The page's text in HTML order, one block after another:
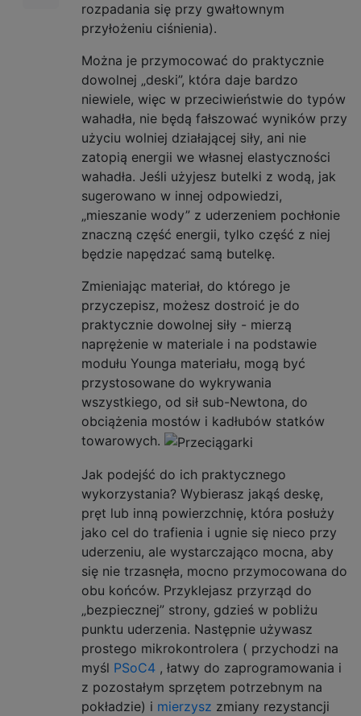
rozpadania się przy gwałtownym
przyłożeniu ciśnienia).
Można je przymocować do praktycznie
dowolnej „deski”, która daje bardzo
niewiele, więc w przeciwieństwie do typów
wahadła, nie będą fałszować wyników przy
użyciu wolniej działającej siły, ani nie
zatopią energii we własnej elastyczności
wahadła. Jeśli użyjesz butelki z wodą, jak
sugerowano w innej odpowiedzi,
„mieszanie wody” z uderzeniem pochłonie
znaczną część energii, tylko część z niej
będzie napędzać samą butelkę.
Zmieniając materiał, do którego je
przyczepisz, możesz dostroić je do
praktycznie dowolnej siły - mierzą
naprężenie w materiale i na podstawie
modułu Younga materiału, mogą być
przystosowane do wykrywania
wszystkiego, od sił sub-Newtona, do
obciążenia mostów i kadłubów statków
towarowych.
Jak podejść do ich praktycznego
wykorzystania? Wybierasz jakąś deskę,
pręt lub inną powierzchnię, która posłuży
jako cel do trafienia i ugnie się nieco przy
uderzeniu, ale wystarczająco mocna, aby
się nie trzasnęła, mocno przymocowana do
obu końców. Przyklejasz przyrząd do
„bezpiecznej” strony, gdzieś w pobliżu
punktu uderzenia. Następnie używasz
prostego mikrokontrolera ( przychodzi na
myśl PSoC4 , łatwy do zaprogramowania i
z pozostałym sprzętem potrzebnym na
pokładzie) i mierzysz zmiany rezystancji